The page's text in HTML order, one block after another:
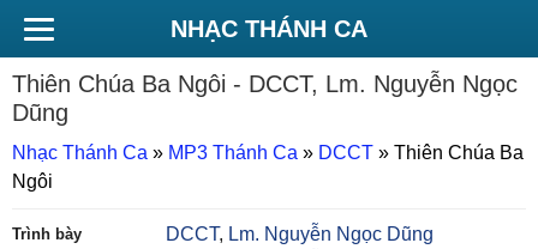
NHẠC THÁNH CA
Thiên Chúa Ba Ngôi - DCCT, Lm. Nguyễn Ngọc
Dũng
Nhạc Thánh Ca » MP3 Thánh Ca » DCCT » Thiên Chúa Ba
Ngôi
Trình bày DCCT, Lm. Nguyễn Ngọc Dũng